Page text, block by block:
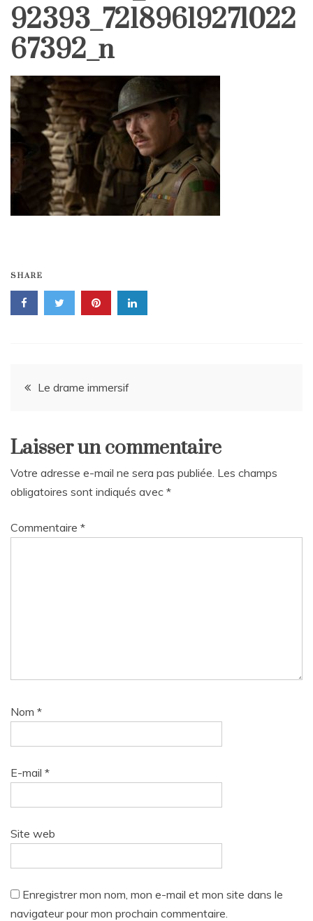
92393_72189619271022
67392_n
SHARE
Navigation
l’article
Le drame immersif
Laisser un commentaire
Votre adresse e-mail ne sera pas publiée. Les champs
obligatoires sont indiqués avec *
Commentaire *
Nom *
E-mail *
Site web
Enregistrer mon nom, mon e-mail et mon site dans le
navigateur pour mon prochain commentaire.